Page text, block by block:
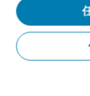
About